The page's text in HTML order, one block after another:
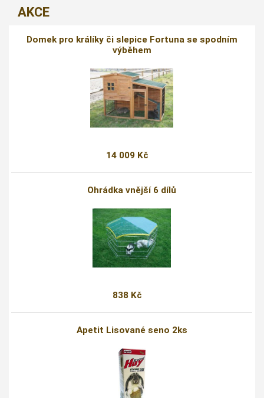
AKCE
Domek pro králíky či slepice Fortuna se spodním
výběhem
14 009 Kč
Ohrádka vnější 6 dílů
838 Kč
Apetit Lisované seno 2ks